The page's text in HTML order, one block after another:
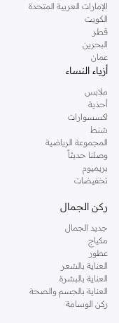
دوروثي بيركنز الشهيرة.
استخدمي القائمة لتحديد
والدعم الاستثنائي يضمن لك
الإمارات العربية المتحدة
الكويت
قطر
البحرين
عمان
أزياء النساء
ملابس
أحذية
اكسسوارات
شنط
المجموعة الرياضية
وصلنا حديثاً
بريميوم
تخفيضات
ركن الجمال
جديد الجمال
مكياج
عطور
العناية بالشعر
العناية بالبشرة
العناية بالجسم والصحة
ركن الوسامة